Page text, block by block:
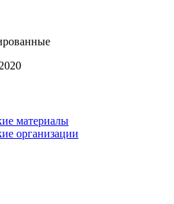
материалы
организации